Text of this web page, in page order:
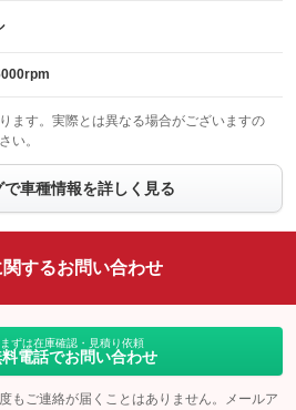
：装備あり
フロントカメラ
：装備なし
：装備なし
ルーフレール
：装備なし
：装備なし
ます。実際とは異なる場合がございますの
い。
で車種情報を詳しく見る
するお問い合わせ
まずは在庫確認・見積り依頼
電話でお問い合わせ
もご連絡が届くことはありません。メールア